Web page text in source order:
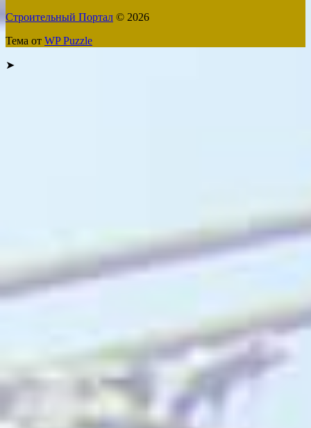
Строительный Портал © 2026
Тема от WP Puzzle
➤